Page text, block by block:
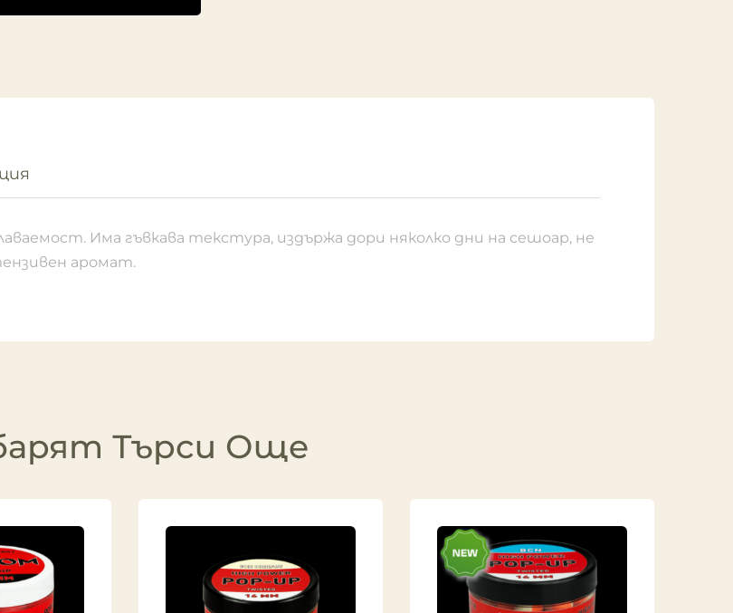
Има гъвкава текстура, издържа дори няколко дни на сешоар, не
аромат.
Търси Още